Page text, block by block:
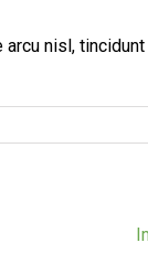
nisl, tincidunt